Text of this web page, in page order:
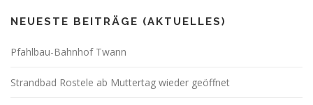
NEUESTE BEITRÄGE (AKTUELLES)
Pfahlbau-Bahnhof Twann
Strandbad Rostele ab Muttertag wieder geöffnet